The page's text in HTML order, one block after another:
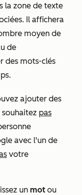
la zone de texte
Il affichera
moyen de
de
des mots-clés
ajouter des
pas
avec l'un de
votre
un mot ou